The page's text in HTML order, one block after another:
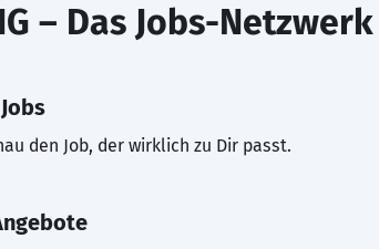
– Das Jobs-Netzwerk
den Job, der wirklich zu Dir passt.